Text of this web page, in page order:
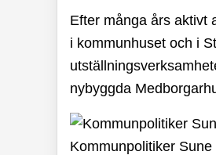
Efter många års aktivt
i kommunhuset och i
nybyggda
Kommunpolitiker